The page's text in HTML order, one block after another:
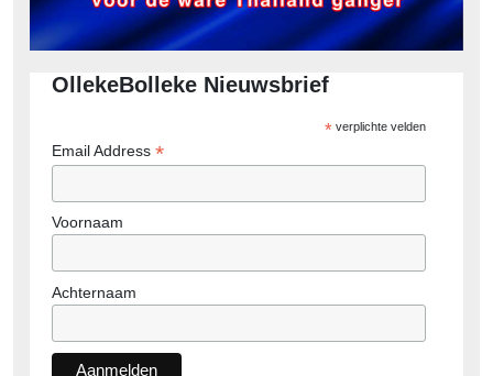
OllekeBolleke Nieuwsbrief
*verplichte velden
Email Address *
Voornaam
Achternaam